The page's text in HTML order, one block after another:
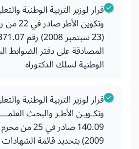
قرار لوزير التربية الوطنية
المصادقة على دفتر الضوابط
الوطنية لسلك الدكتوراه
قرار لوزير التربية الوطنية
وتكـويـن الأطـر والبحث
2009) بتحديد قائمة